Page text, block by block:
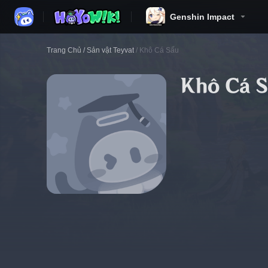
Genshin Impact
Trang Chủ / Sản vật Teyvat / Khô Cá Sấu
Khô Cá